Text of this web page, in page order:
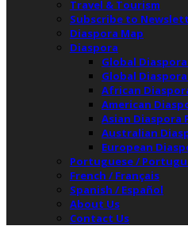
Travel & Tourism
Subscribe to
Diaspora Map
Diaspora
Global
Global
African
American
Asian Diaspora
Australian
European
Portuguese /
French / Français
Spanish / Español
About Us
Contact Us